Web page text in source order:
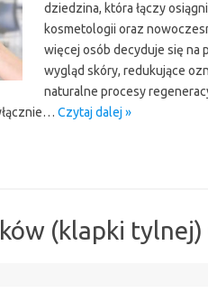
dziedzina, która łączy
kosmetologii oraz
więcej osób decyduje się na
wygląd skóry, redukujące
naturalne procesy
Czytaj dalej »
(klapki tylnej)